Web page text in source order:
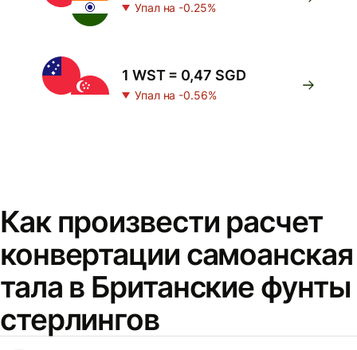
Упал на -0.25%
1 WST = 0,47 SGD
Упал на -0.56%
Как произвести расчет
конвертации самоанская
тала в Британские фунты
стерлингов